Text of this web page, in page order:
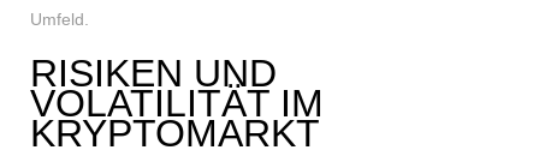
Umfeld.
RISIKEN UND
VOLATILITÄT IM
KRYPTOMARKT